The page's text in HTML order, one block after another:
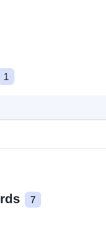
1
7